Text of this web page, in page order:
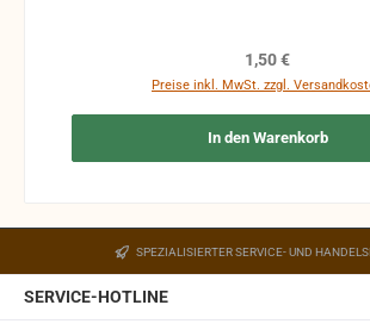
Funktion nicht mehr gewährleistet
Regulärer Preis:
1,50 €
Preise inkl. MwSt. zzgl.
In den Warenkorb
SPEZIALISIERTER SERVICE- UND
SERVICE-HOTLINE